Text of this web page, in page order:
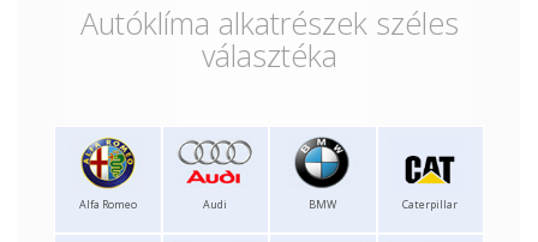
Autóklíma alkatrészek széles
választéka
Alfa Romeo Audi BMW Caterpillar